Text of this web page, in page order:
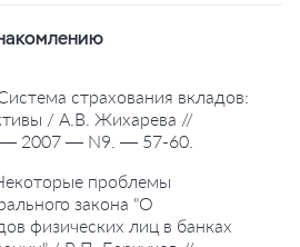
страхования вкладов:
/ А.В. Жихарева //
— 2007 — N9. — 57-60.
проблемы
закона "О
физических лиц в банках